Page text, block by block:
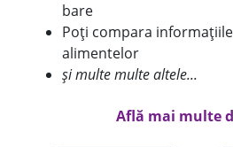
bare
Poți compara
alimentelor
și multe multe altele...
Află mai multe